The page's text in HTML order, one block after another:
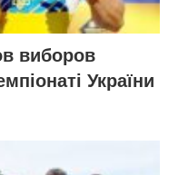
виборов
України